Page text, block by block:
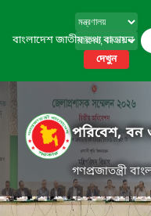
বাংলাদেশ জাতীয় তথ্য বাতায়ন
দেখুন
পরিবেশ, বন
গণপ্রজাতন্ত্রী